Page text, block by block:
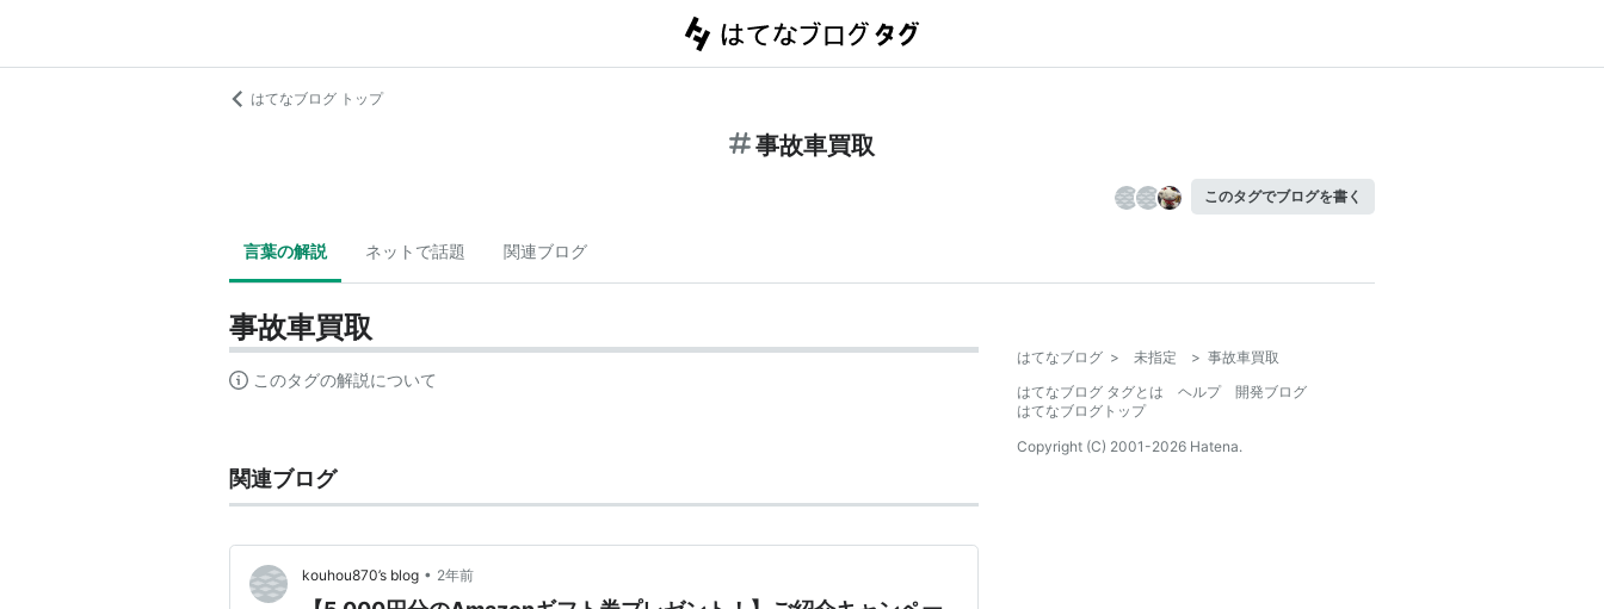
はてなブログ トップ
事故車買取
このタグでブログを書く
言葉の解説 ネットで話題 関連ブログ
事故車買取
このタグの解説について
関連ブログ
kouhou870’s blog • 2年前
はてなブログ > 未指定 > 事故車買取
はてなブログ タグとは
ヘルプ
開発ブログ
はてなブログトップ
Copyright (C) 2001-2026 Hatena.